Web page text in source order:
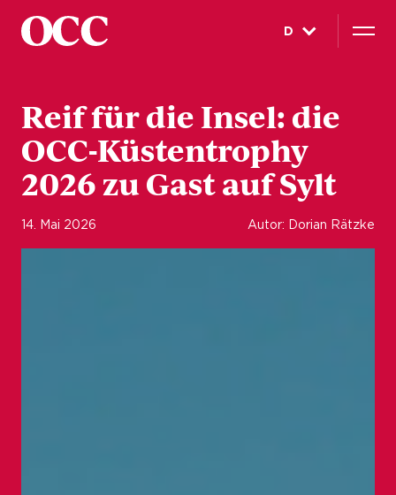
D
Reif für die Insel: die
OCC-Küstentrophy
2026 zu Gast auf Sylt
14. Mai 2026 Autor: Dorian Rätzke